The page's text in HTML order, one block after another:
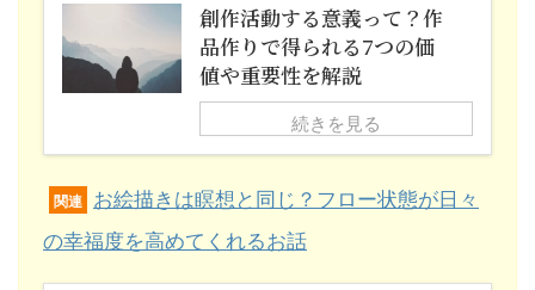
創作活動する意義って？作
品作りで得られる7つの価
値や重要性を解説
続きを見る
関連 お絵描きは瞑想と同じ？フロー状態が日々
の幸福度を高めてくれるお話